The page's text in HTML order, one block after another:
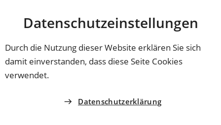
Datenschutz­einstellungen
Durch die Nutzung dieser Website erklären Sie sich
damit einverstanden, dass diese Seite Cookies
verwendet.
Datenschutzerklärung
INHALT ANSPRINGEN
Coburg